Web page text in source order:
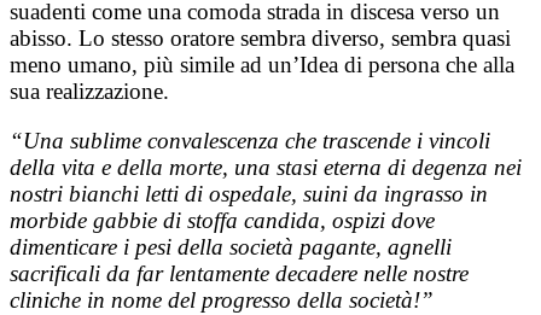
suadenti come una comoda strada in discesa verso un
abisso. Lo stesso oratore sembra diverso, sembra quasi
meno umano, più simile ad un’Idea di persona che alla
sua realizzazione.
“Una sublime convalescenza che trascende i vincoli
della vita e della morte, una stasi eterna di degenza nei
nostri bianchi letti di ospedale, suini da ingrasso in
morbide gabbie di stoffa candida, ospizi dove
dimenticare i pesi della società pagante, agnelli
sacrificali da far lentamente decadere nelle nostre
cliniche in nome del progresso della società!”